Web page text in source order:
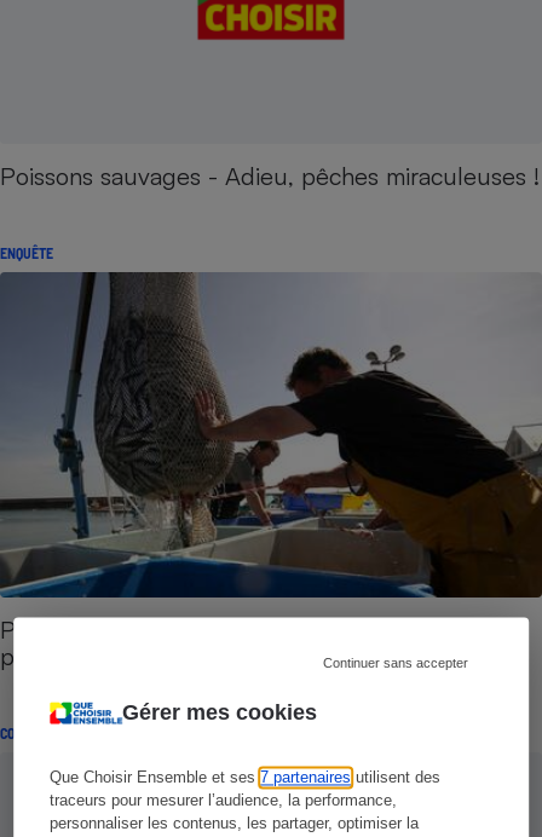
Gérer mes cookies
Que Choisir Ensemble et ses7 partenaires utilisent des
traceurs pour mesurer l’audience, la performance,
personnaliser les contenus, les partager, optimiser la
Continuer sans accepter
Poissons sauvages - Adieu, pêches miraculeuses !
ENQUÊTE
Pêche durable - Mieux pêcher et mieux acheter
pour sauver l'océan
COMMENTAIRES SUR LE COMPARATIF